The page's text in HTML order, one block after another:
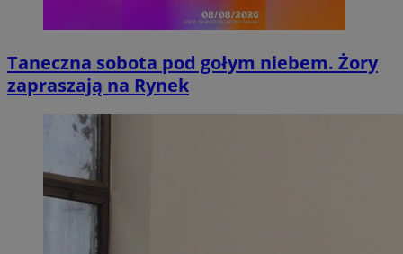
Taneczna sobota pod gołym niebem. Żory
zapraszają na Rynek